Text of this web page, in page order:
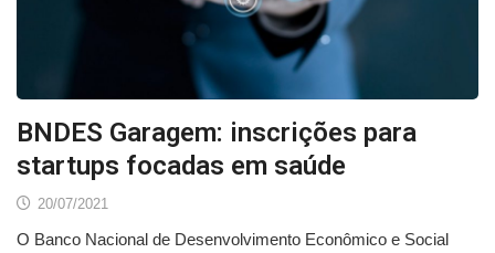
BNDES Garagem: inscrições para
startups focadas em saúde
20/07/2021
O Banco Nacional de Desenvolvimento Econômico e Social